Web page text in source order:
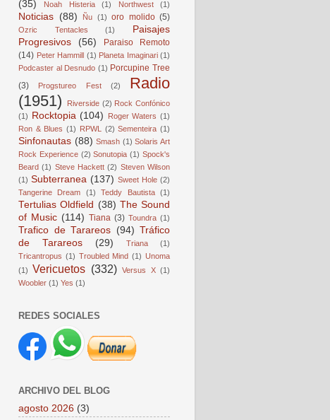
(35)
Noah Histeria (1) Northwest (1)
Noticias (88) Ñu (1) oro molido (5)
Ozric Tentacles (1)
Paisajes
Progresivos
(56)
Paraiso Remoto
(14) Peter Hammill (1) Planeta Imaginari (1)
Podcaster al Desnudo (1) Porcupine Tree
(3)
Progstureo Fest (2)
Radio
(1951)
Riverside (2) Rock Confónico
(1) Rocktopia (104) Roger Waters (1)
Ron & Blues (1) RPWL (2) Sementeira (1)
Sinfonautas (88) Smash (1) Solaris Art
Rock Experience (2) Sonutopia (1) Spock's
Beard (1) Steve Hackett (2) Steven Wilson
(1) Subterranea (137) Sweet Hole (2)
Tangerine Dream
(1) Teddy Bautista (1)
Tertulias Oldfield (38) The Sound
of Music (114) Tiana (3) Toundra (1)
Trafico de Tarareos (94) Tráfico
de Tarareos
(29) Triana
(1)
Tricantropus (1) Troubled Mind (1) Unoma
(1)
Vericuetos (332) Versus X (1)
Woobler (1) Yes (1)
REDES SOCIALES
ARCHIVO DEL BLOG
agosto 2026 (3)